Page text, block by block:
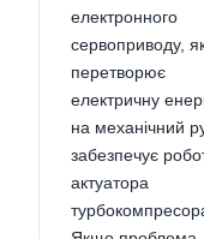
електронного
сервоприводу,
перетворює
електричну
на механічний
забезпечує
актуатора